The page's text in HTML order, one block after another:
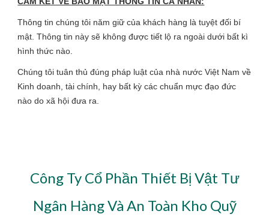
Thông tin chúng tôi năm giữ của khách hàng là tuyệt đối bí
mật. Thông tin này sẽ không được tiết lộ ra ngoài dưới bất kì
hình thức nào.
Chúng tôi tuân thủ đúng pháp luật của nhà nước Việt Nam về
Kinh doanh, tài chính, hay bất kỳ các chuẩn mực đạo đức
nào do xã hội đưa ra.
Công Ty Cổ Phần Thiết Bị Vật Tư
Ngân Hàng Và An Toàn Kho Quỹ